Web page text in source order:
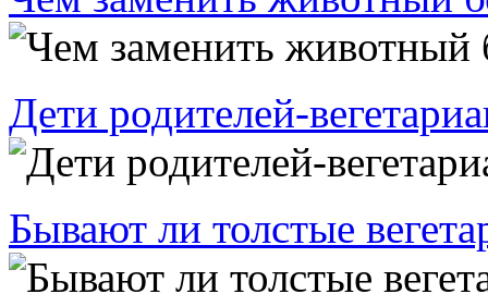
Дети родителей-
Бывают ли толстые